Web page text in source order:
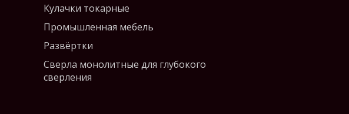
Кулачки токарные
Промышленная мебель
Развёртки
Сверла монолитные для глубокого
сверления